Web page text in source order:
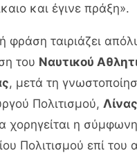
και έγινε πράξη».
φράση ταιριάζει
του Ναυτικού
, μετά τη
Πολιτισμού,
χορηγείται η
Πολιτισμού επί του